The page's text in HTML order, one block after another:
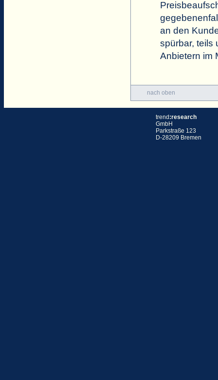
an den
spürbar, teils
Anbietern im
nach oben
trend :research
GmbH
Parkstraße 123
D-28209 Bremen